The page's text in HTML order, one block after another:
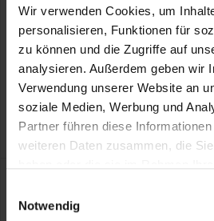
Wir verwenden Cookies, um
personalisieren, Funktionen für
zu können und die Zugriffe auf
analysieren. Außerdem geben wir
Verwendung unserer Website an
soziale Medien, Werbung und
Partner führen diese
weiteren Daten zusammen, die
Notwendig
Logistik
Process Mining erhöht die
und deckt Optimierungs- und
Automatisierungspotenziale in der
Download now